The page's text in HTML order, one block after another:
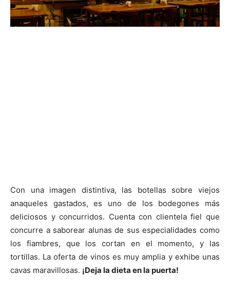
Con una imagen distintiva, las botellas sobre viejos
anaqueles gastados, es uno de los bodegones más
deliciosos y concurridos. Cuenta con clientela fiel que
concurre a saborear alunas de sus especialidades como
los fiambres, que los cortan en el momento, y las
tortillas. La oferta de vinos es muy amplia y exhibe unas
cavas maravillosas. ¡Deja la dieta en la puerta!